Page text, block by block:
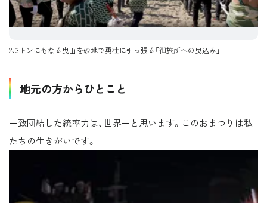
2、3トンにもなる曳山を砂地で勇壮に引っ張る「御旅所への曳込み」
地元の方からひとこと
一致団結した統率力は、世界一と思います。このおまつりは私
たちの生きがいです。